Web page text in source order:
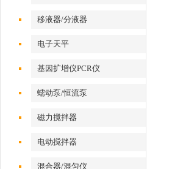
移液器/分液器
电子天平
基因扩增仪PCR仪
蠕动泵/恒流泵
磁力搅拌器
电动搅拌器
混合器/混匀仪